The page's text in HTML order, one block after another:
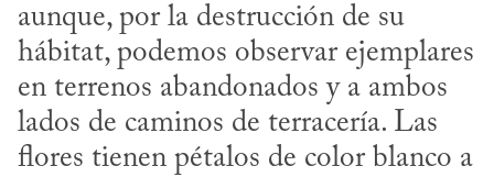
aunque, por la destrucción de su
hábitat, podemos observar ejemplares
en terrenos abandonados y a ambos
lados de caminos de terracería. Las
flores tienen pétalos de color blanco a